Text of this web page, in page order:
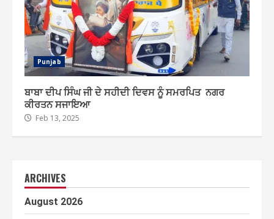
Punjab
ਬਾਬਾ ਦੀਪ ਸਿੰਘ ਜੀ ਦੇ ਸਹੀਦੀ ਦਿਵਸ ਨੂੰ ਸਮਰਪਿਤ ਨਗਰ
ਕੀਰਤਨ ਸਜਾਇਆ
Feb 13, 2025
ARCHIVES
August 2026